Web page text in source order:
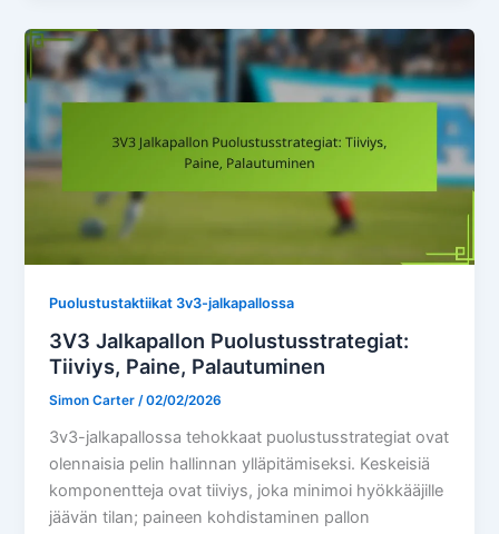
Puolustustaktiikat 3v3-jalkapallossa
3V3 Jalkapallon Puolustusstrategiat:
Tiiviys, Paine, Palautuminen
Simon Carter/02/02/2026
3v3-jalkapallossa tehokkaat puolustusstrategiat ovat
olennaisia pelin hallinnan ylläpitämiseksi. Keskeisiä
komponentteja ovat tiiviys, joka minimoi hyökkääjille
jäävän tilan; paineen kohdistaminen pallon